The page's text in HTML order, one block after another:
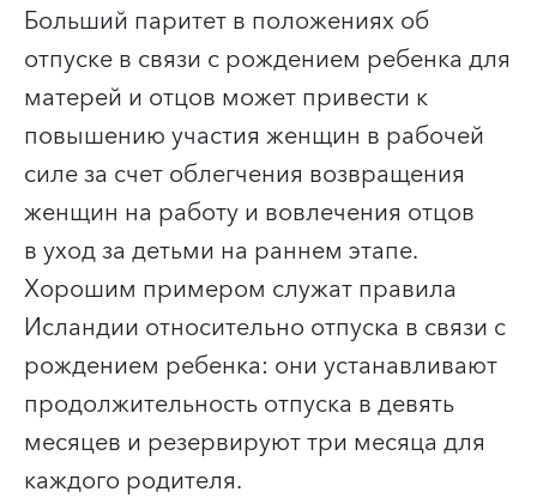
Больший паритет в положениях об
отпуске в связи с рождением ребенка для
матерей и отцов может привести к
повышению участия женщин в рабочей
силе за счет облегчения возвращения
женщин на работу и вовлечения отцов
в уход за детьми на раннем этапе.
Хорошим примером служат правила
Исландии относительно отпуска в связи с
рождением ребенка: они устанавливают
продолжительность отпуска в девять
месяцев и резервируют три месяца для
каждого родителя.